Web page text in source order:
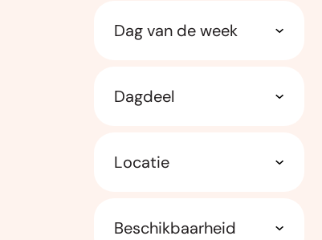
Dag van de week
Dagdeel
Locatie
Beschikbaarheid